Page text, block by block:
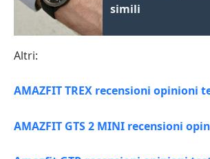
simili
Altri:
AMAZFIT TREX recensioni opinioni
AMAZFIT GTS 2 MINI recensioni